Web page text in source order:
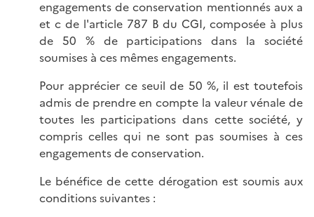
engagements de conservation mentionnés aux a
et c de l'article 787 B du CGI, composée à plus
de 50 % de participations dans la société
soumises à ces mêmes engagements.
Pour apprécier ce seuil de 50 %, il est toutefois
admis de prendre en compte la valeur vénale de
toutes les participations dans cette société, y
compris celles qui ne sont pas soumises à ces
engagements de conservation.
Le bénéfice de cette dérogation est soumis aux
conditions suivantes :